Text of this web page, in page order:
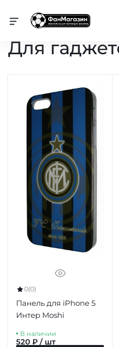
Интер
Для
0(0)
Панель для iPhone 5
Интер Moshi
В наличии
520 ₽ / шт